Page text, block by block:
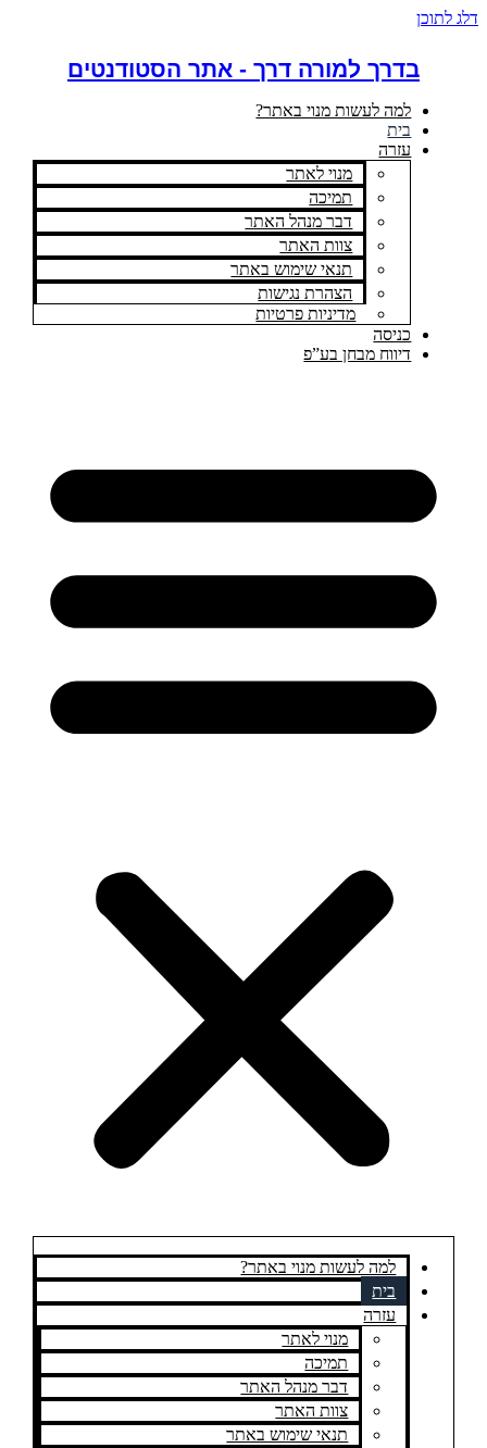
דלג לתוכן
בדרך למורה דרך - אתר הסטודנטים
למה לעשות מנוי באתר?
בית
עזרה
מנוי לאתר
תמיכה
דבר מנהל האתר
צוות האתר
תנאי שימוש באתר
הצהרת נגישות
מדיניות פרטיות
כניסה
דיווח מבחן בע”פ
למה לעשות מנוי באתר?
בית
עזרה
מנוי לאתר
תמיכה
דבר מנהל האתר
צוות האתר
תנאי שימוש באתר